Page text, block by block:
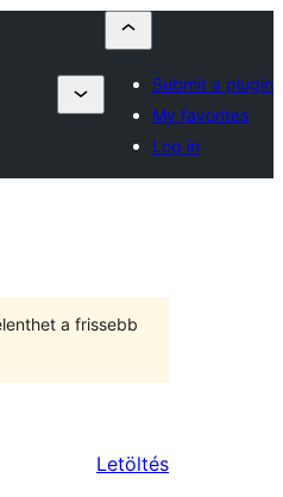
Submit a plugin
My favorites
Log in
a frissebb
Letöltés